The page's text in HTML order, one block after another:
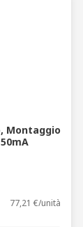
Montaggio
77,21 €/unità